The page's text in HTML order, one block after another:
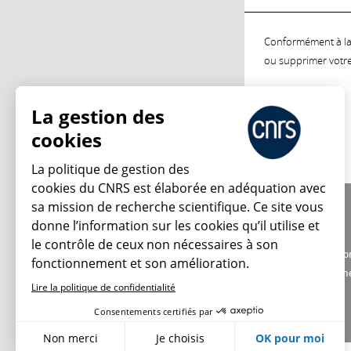
Conformément à
ou supprimer
Charte
Données
La gestion des
cookies
La politique de gestion des
cookies du CNRS est élaborée en adéquation avec
sa mission de recherche scientifique. Ce site vous
donne l’information sur les cookies qu’il utilise et
le contrôle de ceux non nécessaires à son
fonctionnement et son amélioration.
Lire la politique de confidentialité
Consentements certifiés par
Non merci Je choisis OK pour moi